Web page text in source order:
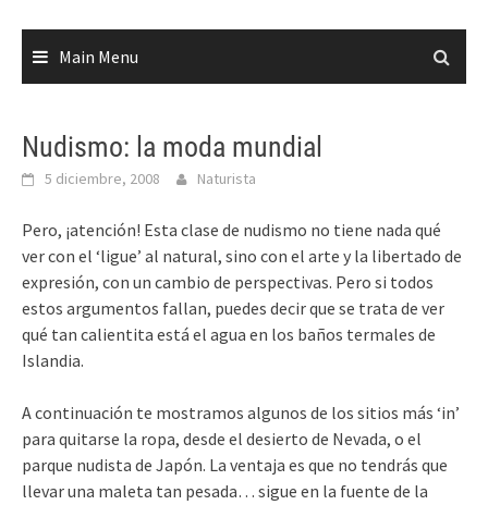
Main Menu
Nudismo: la moda mundial
5 diciembre, 2008 Naturista
Pero, ¡atención! Esta clase de nudismo no tiene nada qué
ver con el ‘ligue’ al natural, sino con el arte y la libertado de
expresión, con un cambio de perspectivas. Pero si todos
estos argumentos fallan, puedes decir que se trata de ver
qué tan calientita está el agua en los baños termales de
Islandia.
A continuación te mostramos algunos de los sitios más ‘in’
para quitarse la ropa, desde el desierto de Nevada, o el
parque nudista de Japón. La ventaja es que no tendrás que
llevar una maleta tan pesada… sigue en la fuente de la